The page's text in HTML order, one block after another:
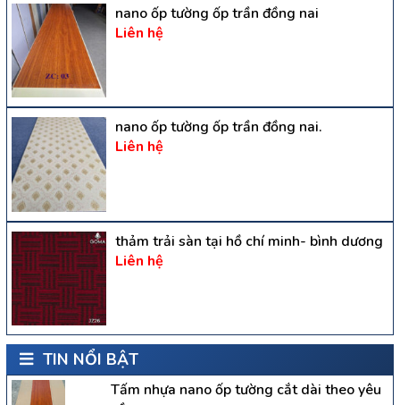
nano ốp tường ốp trần đồng nai
Liên hệ
nano ốp tường ốp trần đồng nai.
Liên hệ
thảm trải sàn tại hồ chí minh- bình dương
Liên hệ
TIN NỔI BẬT
Tấm nhựa nano ốp tường cắt dài theo yêu